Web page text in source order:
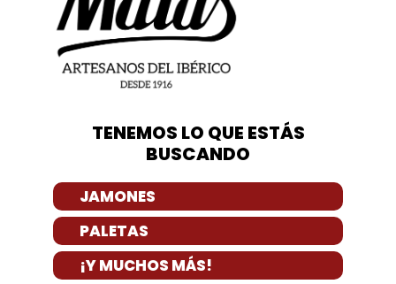
TENEMOS LO QUE ESTÁS
BUSCANDO
JAMONES
PALETAS
¡Y MUCHOS MÁS!